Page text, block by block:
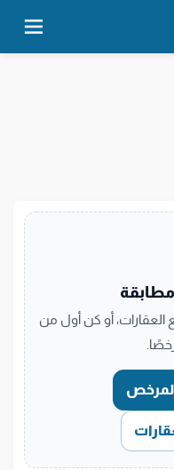
مطابقة
العقارات، أو كن أول من